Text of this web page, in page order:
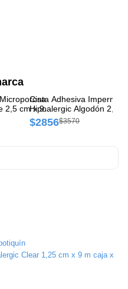
Clear 1,25 cm x 9 m caja x
2,5 cm x 9
Cinta Adhesiva
Hipoalergic Algodón 2,5
4 m caja x 1 rollo
$2856$3570